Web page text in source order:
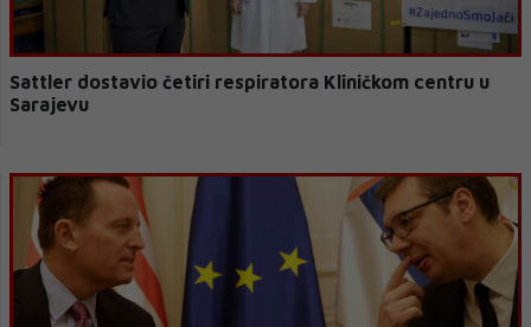
Sattler dostavio četiri respiratora Kliničkom centru u
Sarajevu